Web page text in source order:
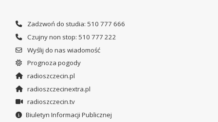
Zadzwoń do studia: 510 777 666
Czujny non stop: 510 777 222
Wyślij do nas wiadomość
Prognoza pogody
radioszczecin.pl
radioszczecinextra.pl
radioszczecin.tv
Biuletyn Informacji Publicznej